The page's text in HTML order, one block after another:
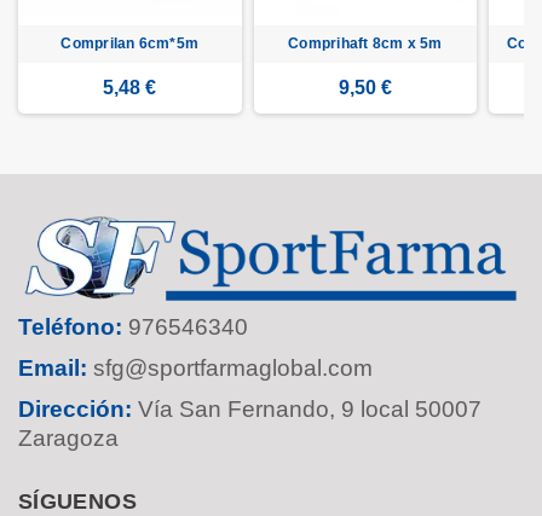
Comprilan 6cm*5m
5,48 €
Comprihaft 8cm x 5m
9,50 €
Teléfono: 976546340
Email: sfg@sportfarmaglobal.com
Dirección: Vía San Fernando, 9 local 50007
Zaragoza
SÍGUENOS